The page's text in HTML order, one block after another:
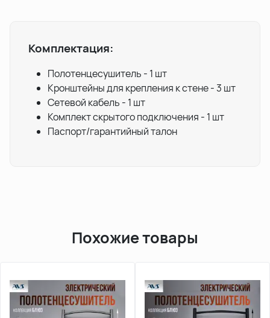
Комплектация:
Полотенцесушитель - 1 шт
Кронштейны для крепления к стене - 3 шт
Сетевой кабель - 1 шт
Комплект скрытого подключения - 1 шт
Паспорт/гарантийный талон
Похожие товары